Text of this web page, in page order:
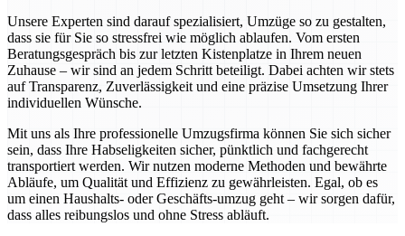
Unsere Experten sind darauf spezialisiert, Umzüge so zu gestalten,
dass sie für Sie so stressfrei wie möglich ablaufen. Vom ersten
Beratungsgespräch bis zur letzten Kistenplatze in Ihrem neuen
Zuhause – wir sind an jedem Schritt beteiligt. Dabei achten wir stets
auf Transparenz, Zuverlässigkeit und eine präzise Umsetzung Ihrer
individuellen Wünsche.
Mit uns als Ihre professionelle Umzugsfirma können Sie sich sicher
sein, dass Ihre Habseligkeiten sicher, pünktlich und fachgerecht
transportiert werden. Wir nutzen moderne Methoden und bewährte
Abläufe, um Qualität und Effizienz zu gewährleisten. Egal, ob es
um einen Haushalts- oder Geschäfts-umzug geht – wir sorgen dafür,
dass alles reibungslos und ohne Stress abläuft.